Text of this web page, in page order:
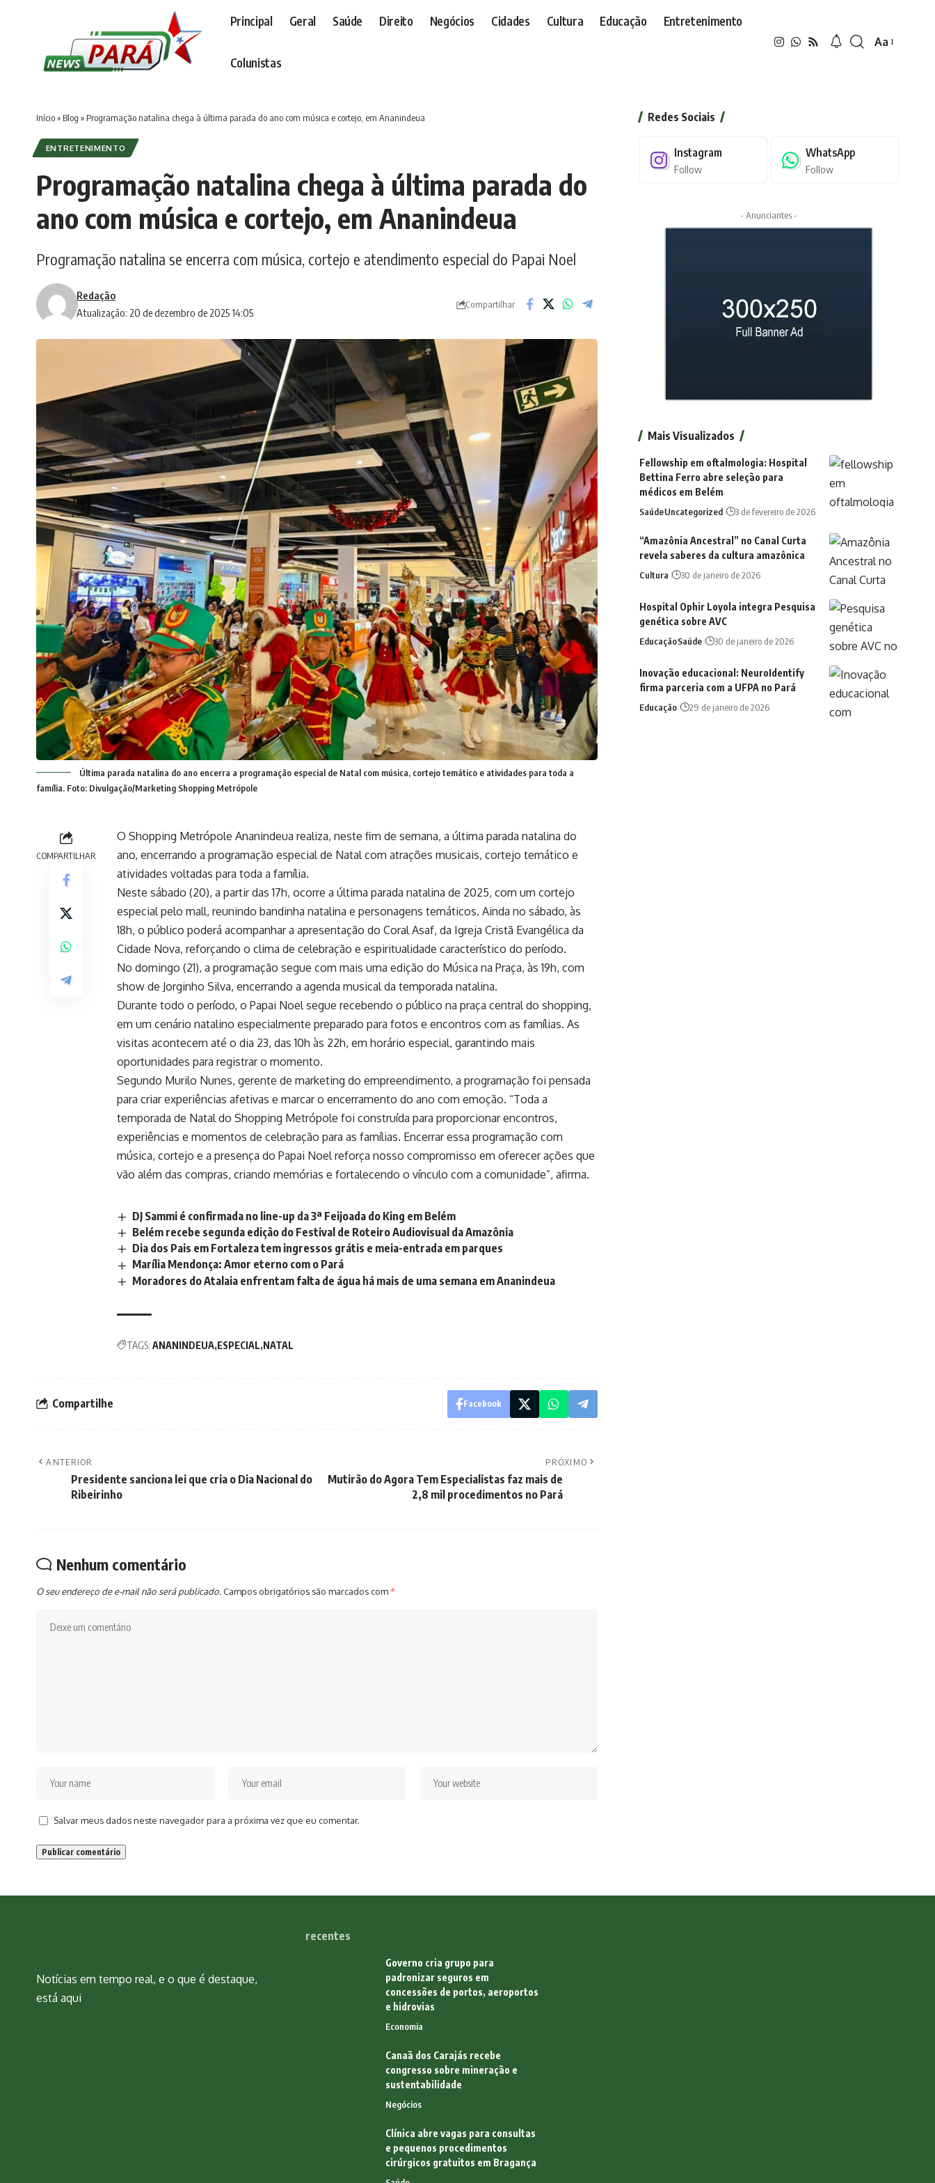
Principal Geral Saúde Direito Negócios Cidades Cultura Educação Entretenimento
Colunistas
Font
Aa
Início» Blog » Programação natalina chega à última parada do ano com música e cortejo, em Ananindeua
ENTRETENIMENTO
Programação natalina chega à última parada do
ano com música e cortejo, em Ananindeua
Programação natalina se encerra com música, cortejo e atendimento especial do Papai Noel
Atualização: 20 de dezembro de 2025 14:05
Redação
Compartilhar
Última parada natalina do ano encerra a programação especial de Natal com música, cortejo temático e atividades para toda a
família. Foto: Divulgação/Marketing Shopping Metrópole
COMPARTILHAR
O Shopping Metrópole Ananindeua realiza, neste fim de semana, a última parada natalina do
ano, encerrando a programação especial de Natal com atrações musicais, cortejo temático e
atividades voltadas para toda a família.
Neste sábado (20), a partir das 17h, ocorre a última parada natalina de 2025, com um cortejo
especial pelo mall, reunindo bandinha natalina e personagens temáticos. Ainda no sábado, às
18h, o público poderá acompanhar a apresentação do Coral Asaf, da Igreja Cristã Evangélica da
Cidade Nova, reforçando o clima de celebração e espiritualidade característico do período.
No domingo (21), a programação segue com mais uma edição do Música na Praça, às 19h, com
show de Jorginho Silva, encerrando a agenda musical da temporada natalina.
Durante todo o período, o Papai Noel segue recebendo o público na praça central do shopping,
em um cenário natalino especialmente preparado para fotos e encontros com as famílias. As
visitas acontecem até o dia 23, das 10h às 22h, em horário especial, garantindo mais
oportunidades para registrar o momento.
Segundo Murilo Nunes, gerente de marketing do empreendimento, a programação foi pensada
para criar experiências afetivas e marcar o encerramento do ano com emoção. “Toda a
temporada de Natal do Shopping Metrópole foi construída para proporcionar encontros,
experiências e momentos de celebração para as famílias. Encerrar essa programação com
música, cortejo e a presença do Papai Noel reforça nosso compromisso em oferecer ações que
vão além das compras, criando memórias e fortalecendo o vínculo com a comunidade”, afirma.
DJ Sammi é confirmada no line-up da 3ª Feijoada do King em Belém
Belém recebe segunda edição do Festival de Roteiro Audiovisual da Amazônia
Dia dos Pais em Fortaleza tem ingressos grátis e meia-entrada em parques
Marília Mendonça: Amor eterno com o Pará
Moradores do Atalaia enfrentam falta de água há mais de uma semana em Ananindeua
TAGS: ANANINDEUA ESPECIAL NATAL
Compartilhe Facebook
ANTERIOR
Presidente sanciona lei que cria o Dia Nacional do
Ribeirinho
PRÓXIMO
Mutirão do Agora Tem Especialistas faz mais de
2,8 mil procedimentos no Pará
Nenhum comentário
O seu endereço de e-mail não será publicado. Campos obrigatórios são marcados com*
Salvar meus dados neste navegador para a próxima vez que eu comentar.
Redes Sociais
Instagram
Follow
WhatsApp
Follow
- Anunciantes -
Mais Visualizados
Fellowship em oftalmologia: Hospital
Bettina Ferro abre seleção para
médicos em Belém
SaúdeUncategorized 3 de fevereiro de 2026
“Amazônia Ancestral” no Canal Curta
revela saberes da cultura amazônica
Cultura 30 de janeiro de 2026
Hospital Ophir Loyola integra Pesquisa
genética sobre AVC
EducaçãoSaúde 30 de janeiro de 2026
Inovação educacional: NeuroIdentify
firma parceria com a UFPA no Pará
Educação 29 de janeiro de 2026
Notícias em tempo real, e o que é destaque,
está aqui
recentes
Governo cria grupo para
padronizar seguros em
concessões de portos, aeroportos
e hidrovias
Economia
Canaã dos Carajás recebe
congresso sobre mineração e
sustentabilidade
Negócios
Clínica abre vagas para consultas
e pequenos procedimentos
cirúrgicos gratuitos em Bragança